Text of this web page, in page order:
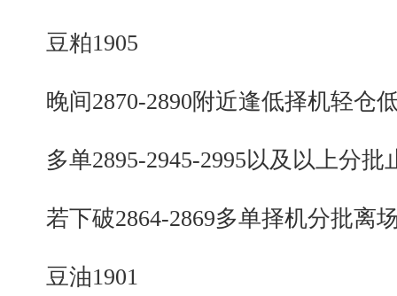
豆粕1905
晚间2870-2890附近逢低择机轻仓
多单2895-2945-2995以及以上分批
若下破2864-2869多单择机分批离
豆油1901